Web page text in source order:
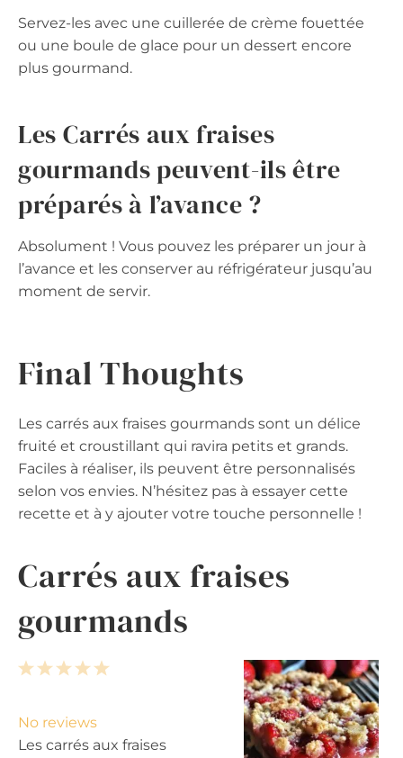
Servez-les avec une cuillerée de crème fouettée
ou une boule de glace pour un dessert encore
plus gourmand.
Les Carrés aux fraises
gourmands peuvent-ils être
préparés à l’avance ?
Absolument ! Vous pouvez les préparer un jour à
l’avance et les conserver au réfrigérateur jusqu’au
moment de servir.
Final Thoughts
Les carrés aux fraises gourmands sont un délice
fruité et croustillant qui ravira petits et grands.
Faciles à réaliser, ils peuvent être personnalisés
selon vos envies. N’hésitez pas à essayer cette
recette et à y ajouter votre touche personnelle !
Carrés aux fraises
gourmands
5
a
4
t
a
3
t
a
2
t
a
1
t
a
No reviews
Les carrés aux fraises